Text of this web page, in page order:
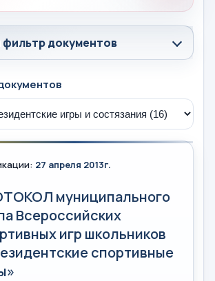
фильтр документов
27 апреля 2013г.
муниципального
Всероссийских
игр школьников
спортивные